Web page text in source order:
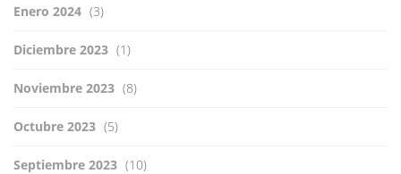
Enero 2024 (3)
Diciembre 2023 (1)
Noviembre 2023 (8)
Octubre 2023 (5)
Septiembre 2023 (10)